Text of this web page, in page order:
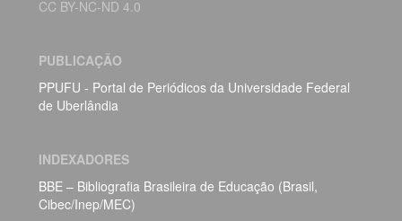
CC BY-NC-ND 4.0
PUBLICAÇÃO
PPUFU - Portal de Periódicos da Universidade Federal
de Uberlândia
INDEXADORES
BBE – Bibliografia Brasileira de Educação (Brasil,
Cibec/Inep/MEC)